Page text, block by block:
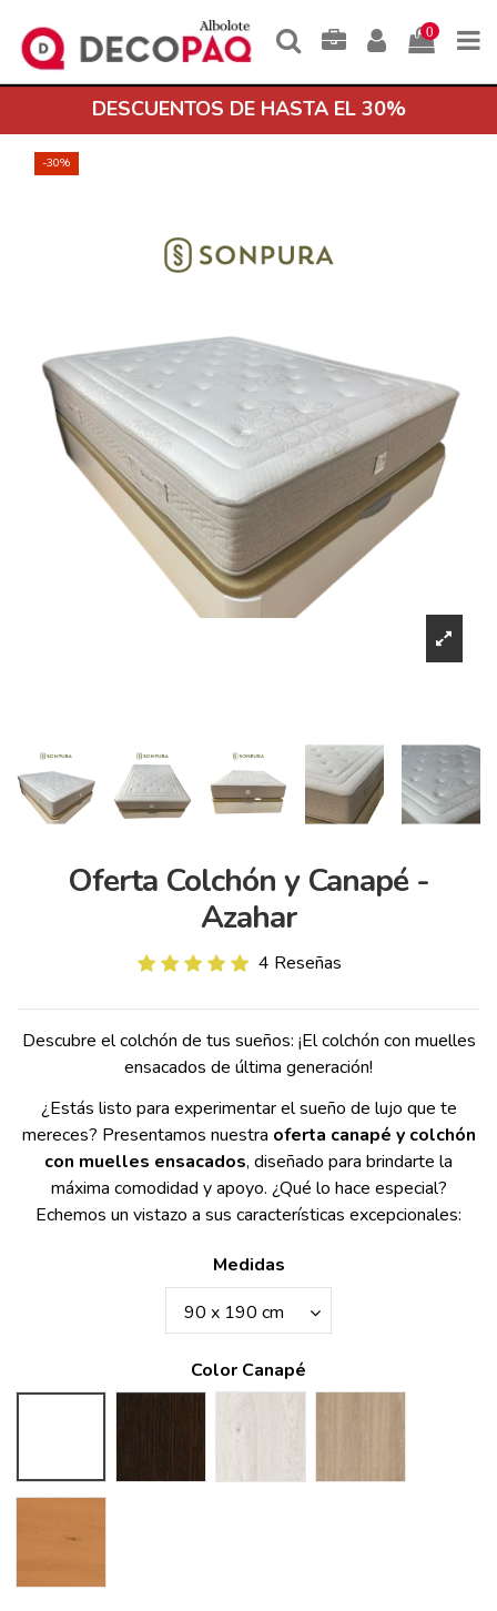
0
DESCUENTOS DE HASTA EL 30%
-30%
Oferta Colchón y Canapé -
Azahar
4 Reseñas
Descubre el colchón de tus sueños: ¡El colchón con muelles
ensacados de última generación!
¿Estás listo para experimentar el sueño de lujo que te
mereces? Presentamos nuestra oferta canapé y colchón
con muelles ensacados, diseñado para brindarte la
máxima comodidad y apoyo. ¿Qué lo hace especial?
Echemos un vistazo a sus características excepcionales:
Medidas
Color Canapé